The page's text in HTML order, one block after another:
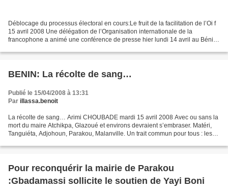
Déblocage du processus électoral en cours:Le fruit de la facilitation de l’Oi f
15 avril 2008 Une délégation de l’Organisation internationale de la
francophone a animé une conférence de presse hier lundi 14 avril au Bénin
BENIN: La récolte de sang…
Publié le 15/04/2008 à 13:31
Par illassa.benoit
La récolte de sang… Arimi CHOUBADE mardi 15 avril 2008 Avec ou sans la
mort du maire Atchikpa, Glazoué et environs devraient s’embraser. Matéri,
Tanguiéta, Adjohoun, Parakou, Malanville. Un trait commun pour tous : les
Pour reconquérir la mairie de Parakou
:Gbadamassi sollicite le soutien de Yayi Boni